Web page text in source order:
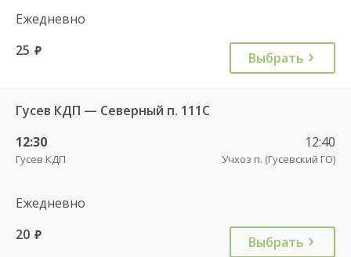
Ежедневно
25 руб. Выбрать
Гусев КДП — Северный п. 111С
12:30
Гусев КДП
12:40
Учхоз п. (Гусевский ГО)
Ежедневно
20 руб. Выбрать